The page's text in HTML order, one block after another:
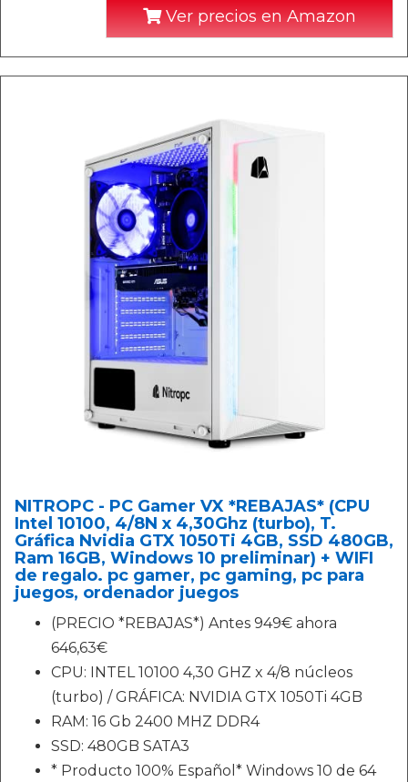
Ver precios en Amazon
NITROPC - PC Gamer VX *REBAJAS* (CPU
Intel 10100, 4/8N x 4,30Ghz (turbo), T.
Gráfica Nvidia GTX 1050Ti 4GB, SSD 480GB,
Ram 16GB, Windows 10 preliminar) + WIFI
de regalo. pc gamer, pc gaming, pc para
juegos, ordenador juegos
(PRECIO *REBAJAS*) Antes 949€ ahora
646,63€
CPU: INTEL 10100 4,30 GHZ x 4/8 núcleos
(turbo) / GRÁFICA: NVIDIA GTX 1050Ti 4GB
RAM: 16 Gb 2400 MHZ DDR4
SSD: 480GB SATA3
* Producto 100% Español* Windows 10 de 64